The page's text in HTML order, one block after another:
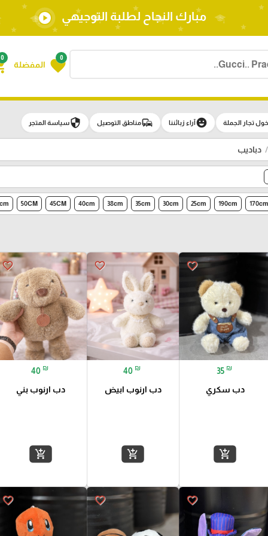
0
favorite المفضلة
0
مبارك النجاح لطلبة التوجيهي play_circle
تجار الجملة emoji_emotionsآراء زبائننا commuteمناطق التوصيل securityسياسة المتجر
دباديب
170cm
190cm
25cm
30cm
35cm
38cm
40cm
45CM
50CM
favorite_border
35 ₪
دب سكري
add_shopping_cart
favorite_border
40 ₪
دب ارنوب ابيض
add_shopping_cart
favorite_border
40 ₪
دب ارنوب بني
add_shopping_cart
favorite_border
favorite_border
favorite_border